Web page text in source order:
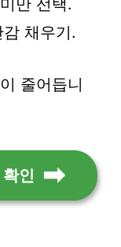
만 선택.
채우기.
줄어듭니
인